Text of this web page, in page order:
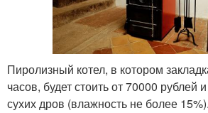
Пиролизный котел, в котором
часов, будет стоить от 70000 рублей
сухих дров (влажность не более 15%).